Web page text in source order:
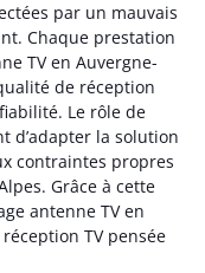
par un mauvais
Chaque prestation
TV en Auvergne-
de réception
Le rôle de
d’adapter la solution
contraintes propres
Grâce à cette
antenne TV en
TV pensée